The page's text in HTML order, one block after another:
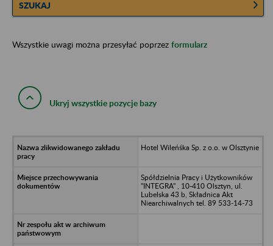
SZUKAJ
Wszystkie uwagi można przesyłać poprzez formularz
Ukryj wszystkie pozycje bazy
Hotel Wileńśka Sp. z o.o. w Olsztynie
Spółdzielnia Pracy i Użytkowników
"INTEGRA" , 10-410 Olsztyn, ul.
Lubelska 43 b, Składnica Akt
Niearchiwalnych tel. 89 533-14-73